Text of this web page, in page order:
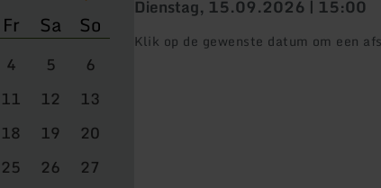
Fr Sa So
4 5
6
11 12
13
18 19
20
25 26
27
Dienstag, 15.09.2026 | 15:00
Klik op de gewenste datum om een